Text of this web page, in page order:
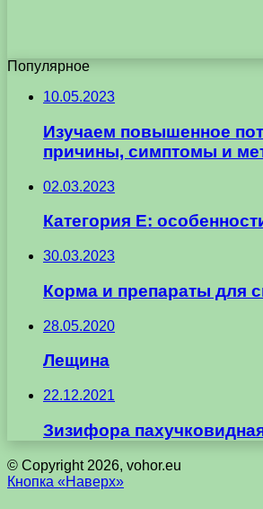
Популярное
10.05.2023
Изучаем повышенное
причины, симптомы и
02.03.2023
Категория Е:
30.03.2023
Корма и препараты для
28.05.2020
Лещина
22.12.2021
Зизифора
© Copyright 2026, vohor.eu
Кнопка «Наверх»